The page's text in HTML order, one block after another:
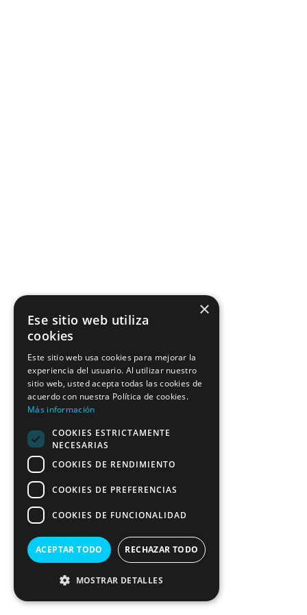
×
Ese sitio web utiliza
cookies
Este sitio web usa cookies para mejorar la
experiencia del usuario. Al utilizar nuestro
sitio web, usted acepta todas las cookies de
acuerdo con nuestra Política de cookies.
Más información
COOKIES ESTRICTAMENTE
NECESARIAS
COOKIES DE RENDIMIENTO
COOKIES DE PREFERENCIAS
COOKIES DE FUNCIONALIDAD
ACEPTAR TODO RECHAZAR TODO
MOSTRAR DETALLES